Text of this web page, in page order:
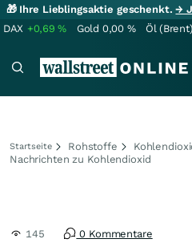
🎁 Ihre Lieblingsaktie geschenkt.→
DAX +0,69% Gold 0,00 % Öl (Brent)
Startseite Rohstoffe
Nachrichten zu Kohlendioxid
145 0 Kommentare